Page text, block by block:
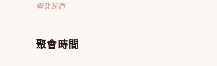
聯繫我們
聚會時間